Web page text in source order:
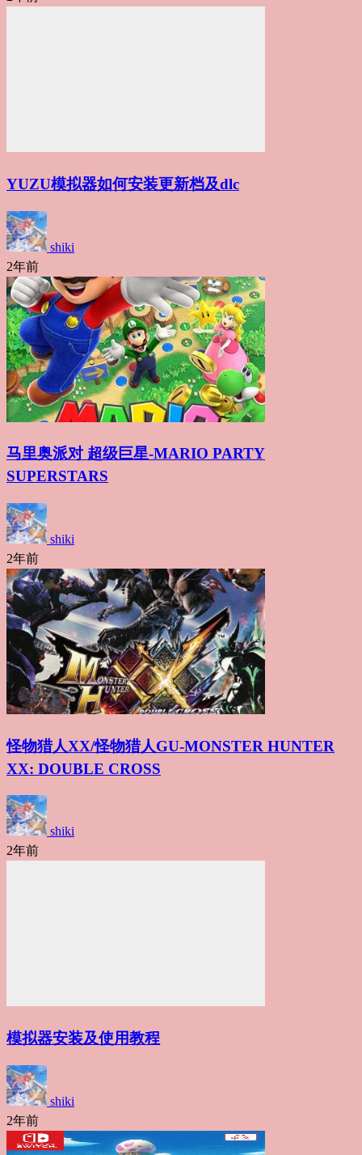
YUZU模拟器如何安装更新档及dlc
shiki
2年前
马里奥派对 超级巨星-MARIO PARTY
SUPERSTARS
shiki
2年前
怪物猎人XX/怪物猎人GU-MONSTER HUNTER
XX: DOUBLE CROSS
shiki
2年前
模拟器安装及使用教程
shiki
2年前